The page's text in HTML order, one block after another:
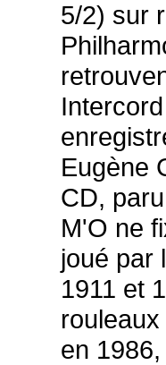
5/2) sur
Eugène
CD,
M'O ne
joué par
1911 et
en